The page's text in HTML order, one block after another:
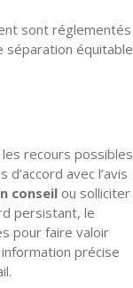
sont réglementés
équitable
recours possibles
avec l’avis
conseilou solliciter
persistant, le
pour faire valoir
information précise